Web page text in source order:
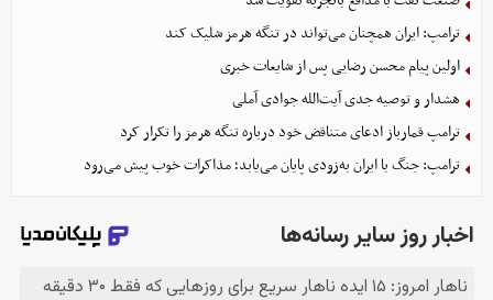
ترامپ: ایران همچنان می‌تواند در تنگه هرمز شلیک کند
اولین پیام محسن رضایی پس از شایعات خبری
هشدار و توصیه جدی آیت‌الله جوادی آملی
ترامپ قمارباز ادعای متناقض خود درباره تنگه هرمز را تکرار کرد
ترامپ: جنگ با ایران به‌زودی پایان می‌یابد؛ مذاکرات خوب پیش می‌رود